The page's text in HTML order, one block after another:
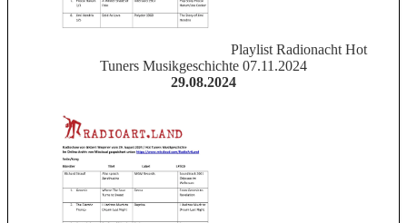
Playlist Radionacht Hot
Tuners Musikgeschichte 07.11.2024
29.08.2024